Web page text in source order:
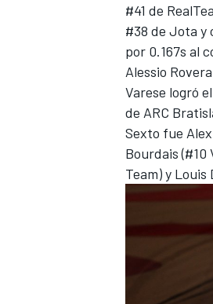
MÁS CATEGORÍAS
#41 de
#38 de Jota y
por 0.167s al
Alessio Rovera
Varese logró
de ARC
Sexto fue
Bourdais (#10
Team) y